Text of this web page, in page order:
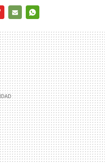
MAIL